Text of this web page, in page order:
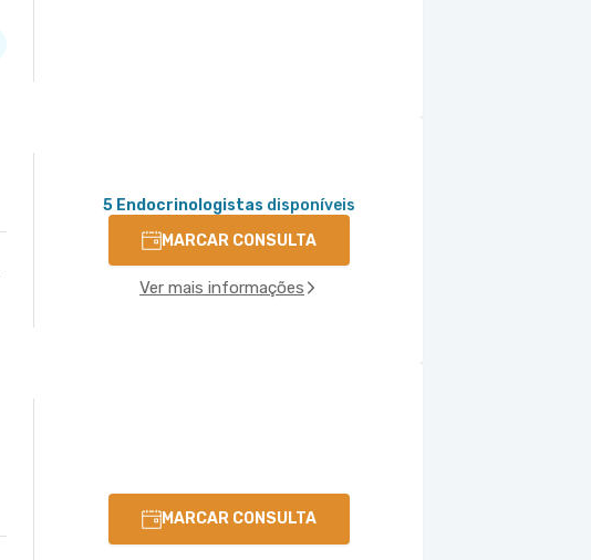
5 Endocrinologistas disponíveis
MARCAR CONSULTA
Ver mais informações
MARCAR CONSULTA